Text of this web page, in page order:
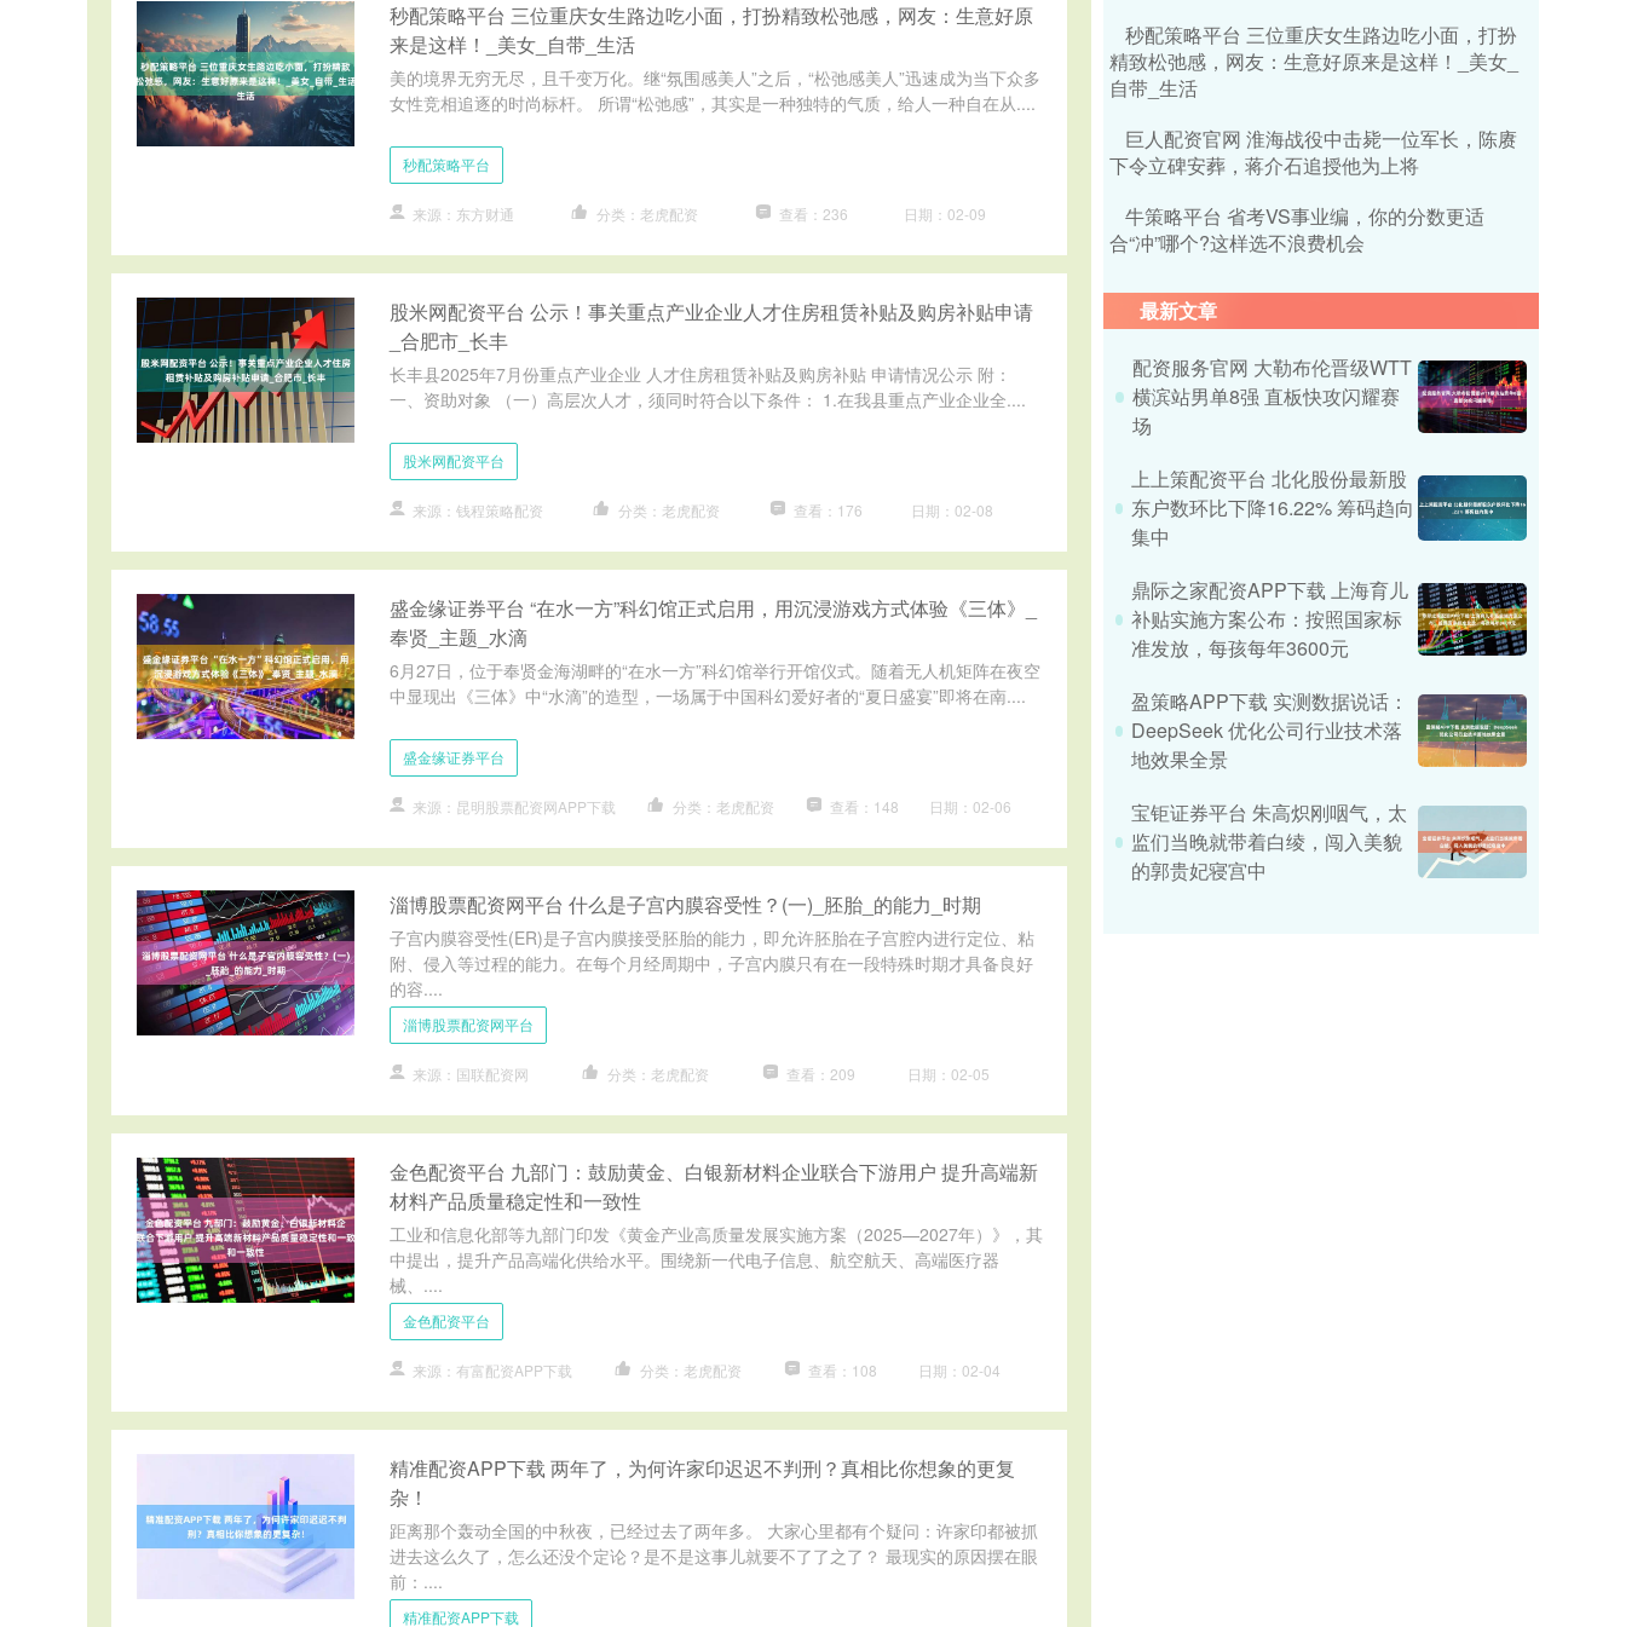
秒配策略平台 三位重庆女生路边吃小面，打扮精致松弛感，网友：生意好原
来是这样！_美女_自带_生活
美的境界无穷无尽，且千变万化。继“氛围感美人”之后，“松弛感美人”迅速成为当下众多
女性竞相追逐的时尚标杆。 所谓“松弛感”，其实是一种独特的气质，给人一种自在从....
秒配策略平台
来源：东方财通 分类：老虎配资 查看：236 日期：02-09
股米网配资平台 公示！事关重点产业企业人才住房租赁补贴及购房补贴申请
_合肥市_长丰
长丰县2025年7月份重点产业企业 人才住房租赁补贴及购房补贴 申请情况公示 附：
一、资助对象 （一）高层次人才，须同时符合以下条件： 1.在我县重点产业企业全....
股米网配资平台
来源：钱程策略配资 分类：老虎配资 查看：176 日期：02-08
盛金缘证券平台 “在水一方”科幻馆正式启用，用沉浸游戏方式体验《三体》_
奉贤_主题_水滴
6月27日，位于奉贤金海湖畔的“在水一方”科幻馆举行开馆仪式。随着无人机矩阵在夜空
中显现出《三体》中“水滴”的造型，一场属于中国科幻爱好者的“夏日盛宴”即将在南....
盛金缘证券平台
来源：昆明股票配资网APP下载 分类：老虎配资 查看：148 日期：02-06
淄博股票配资网平台 什么是子宫内膜容受性？(一)_胚胎_的能力_时期
子宫内膜容受性(ER)是子宫内膜接受胚胎的能力，即允许胚胎在子宫腔内进行定位、粘
附、侵入等过程的能力。在每个月经周期中，子宫内膜只有在一段特殊时期才具备良好
的容....
淄博股票配资网平台
来源：国联配资网 分类：老虎配资 查看：209 日期：02-05
金色配资平台 九部门：鼓励黄金、白银新材料企业联合下游用户 提升高端新
材料产品质量稳定性和一致性
工业和信息化部等九部门印发《黄金产业高质量发展实施方案（2025—2027年）》，其
中提出，提升产品高端化供给水平。围绕新一代电子信息、航空航天、高端医疗器
械、....
金色配资平台
来源：有富配资APP下载 分类：老虎配资 查看：108 日期：02-04
精准配资APP下载 两年了，为何许家印迟迟不判刑？真相比你想象的更复
杂！
距离那个轰动全国的中秋夜，已经过去了两年多。 大家心里都有个疑问：许家印都被抓
进去这么久了，怎么还没个定论？是不是这事儿就要不了了之了？ 最现实的原因摆在眼
前：....
精准配资APP下载
秒配策略平台 三位重庆女生路边吃小面，打扮
精致松弛感，网友：生意好原来是这样！_美女_
自带_生活
巨人配资官网 淮海战役中击毙一位军长，陈赓
下令立碑安葬，蒋介石追授他为上将
牛策略平台 省考VS事业编，你的分数更适
合“冲”哪个?这样选不浪费机会
最新文章
配资服务官网 大勒布伦晋级WTT
横滨站男单8强 直板快攻闪耀赛
场
上上策配资平台 北化股份最新股
东户数环比下降16.22% 筹码趋向
集中
鼎际之家配资APP下载 上海育儿
补贴实施方案公布：按照国家标
准发放，每孩每年3600元
盈策略APP下载 实测数据说话：
DeepSeek 优化公司行业技术落
地效果全景
宝钜证券平台 朱高炽刚咽气，太
监们当晚就带着白绫，闯入美貌
的郭贵妃寝宫中